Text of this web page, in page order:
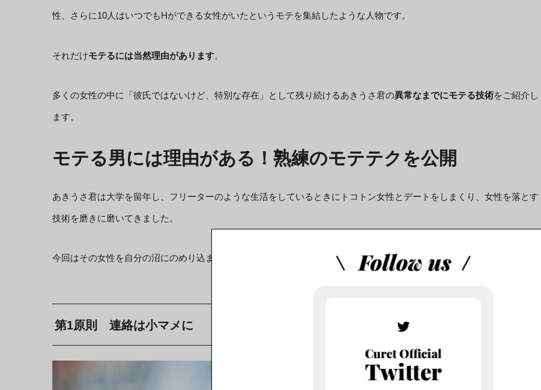
性、さらに10人はいつでもHができる女性がいたというモテを集結したような人物です。
それだけモテるには当然理由があります。
多くの女性の中に「彼氏ではないけど、特別な存在」として残り続けるあきうさ君の異常なまでにモテる技術をご紹介し
ます。
モテる男には理由がある！熟練のモテテクを公開
あきうさ君は大学を留年し、フリーターのような生活をしているときにトコトン女性とデートをしまくり、女性を落とす
技術を磨きに磨いてきました。
今回はその女性を自分の沼にのめり込ませる具体的なテクを伝えます。
第1原則 連絡は小マメに